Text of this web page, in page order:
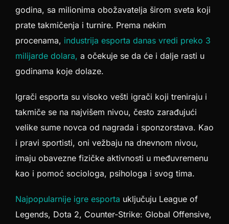
godina, sa milionima obožavatelja širom sveta koji
prate takmičenja i turnire. Prema nekim
procenama, industrija esporta danas vredi preko 3
milijarde dolara, a očekuje se da će i dalje rasti u
godinama koje dolaze.
Igrači esporta su visoko vešti igrači koji treniraju i
takmiče se na najvišem nivou, često zarađujući
velike sume novca od nagrada i sponzorstava. Kao
i pravi sportisti, oni vežbaju na dnevnom nivou,
imaju obavezne fizičke aktivnosti u međuvremenu
kao i pomoć sociologa, psihologa i svog tima.
Najpopularnije igre esporta uključuju League of
Legends, Dota 2, Counter-Strike: Global Offensive,